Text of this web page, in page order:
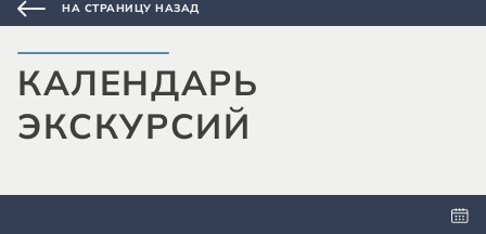
НА СТРАНИЦУ НАЗАД
КАЛЕНДАРЬ
ЭКСКУРСИЙ